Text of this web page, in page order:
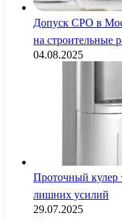
Допуск СРО в
на строительные
04.08.2025
Проточный кулер
лишних усилий
29.07.2025